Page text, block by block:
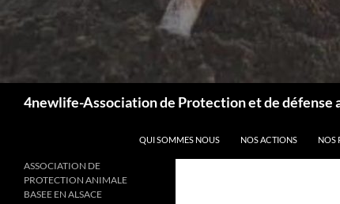
4newlife-Association de Protection et de défense
QUI SOMMES NOUS
NOS ACTIONS NOS
ASSOCIATION DE
PROTECTION ANIMALE
BASEE EN ALSACE